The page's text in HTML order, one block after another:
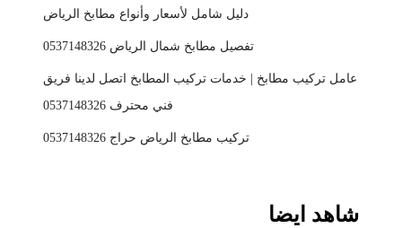
دليل شامل لأسعار وأنواع مطابخ الرياض
تفصيل مطابخ شمال الرياض 0537148326
عامل تركيب مطابخ | خدمات تركيب المطابخ اتصل لدينا فريق
فني محترف 0537148326
تركيب مطابخ الرياض حراج 0537148326
شاهد ايضا